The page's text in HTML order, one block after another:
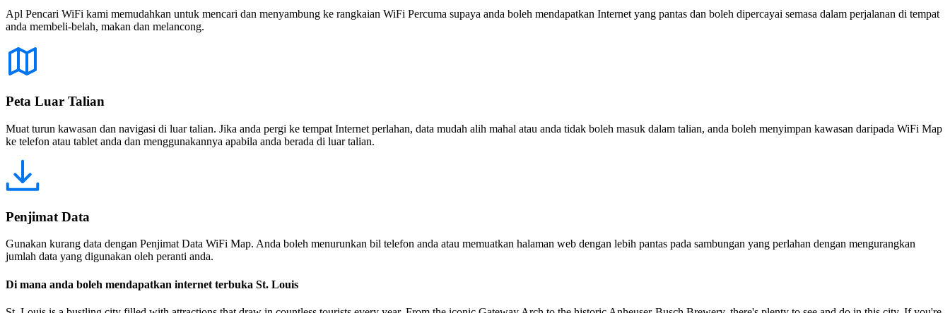
Apl Pencari WiFi kami memudahkan untuk mencari dan menyambung ke rangkaian WiFi Percuma supaya anda boleh mendapatkan Internet yang pantas dan boleh dipercayai semasa dalam perjalanan di tempat
anda membeli-belah, makan dan melancong.
Peta Luar Talian
Muat turun kawasan dan navigasi di luar talian. Jika anda pergi ke tempat Internet perlahan, data mudah alih mahal atau anda tidak boleh masuk dalam talian, anda boleh menyimpan kawasan daripada WiFi Map
ke telefon atau tablet anda dan menggunakannya apabila anda berada di luar talian.
Penjimat Data
Gunakan kurang data dengan Penjimat Data WiFi Map. Anda boleh menurunkan bil telefon anda atau memuatkan halaman web dengan lebih pantas pada sambungan yang perlahan dengan mengurangkan
jumlah data yang digunakan oleh peranti anda.
Di mana anda boleh mendapatkan internet terbuka St. Louis